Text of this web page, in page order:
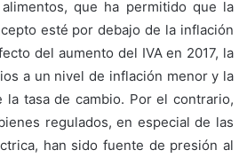
que ha permitido que la
esté por debajo de la inflación
del aumento del IVA en 2017, la
a un nivel de inflación menor y la
la tasa de cambio. Por el contrario,
regulados, en especial de las
han sido fuente de presión al